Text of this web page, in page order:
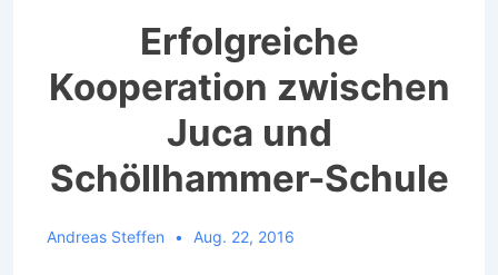
Erfolgreiche
Kooperation zwischen
Juca und
Schöllhammer-Schule
Andreas Steffen Aug. 22, 2016